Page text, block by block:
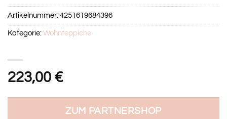
223,00 €
ZUM PARTNERSHOP
Artikelnummer:4251619684396
Kategorie:Wohnteppiche